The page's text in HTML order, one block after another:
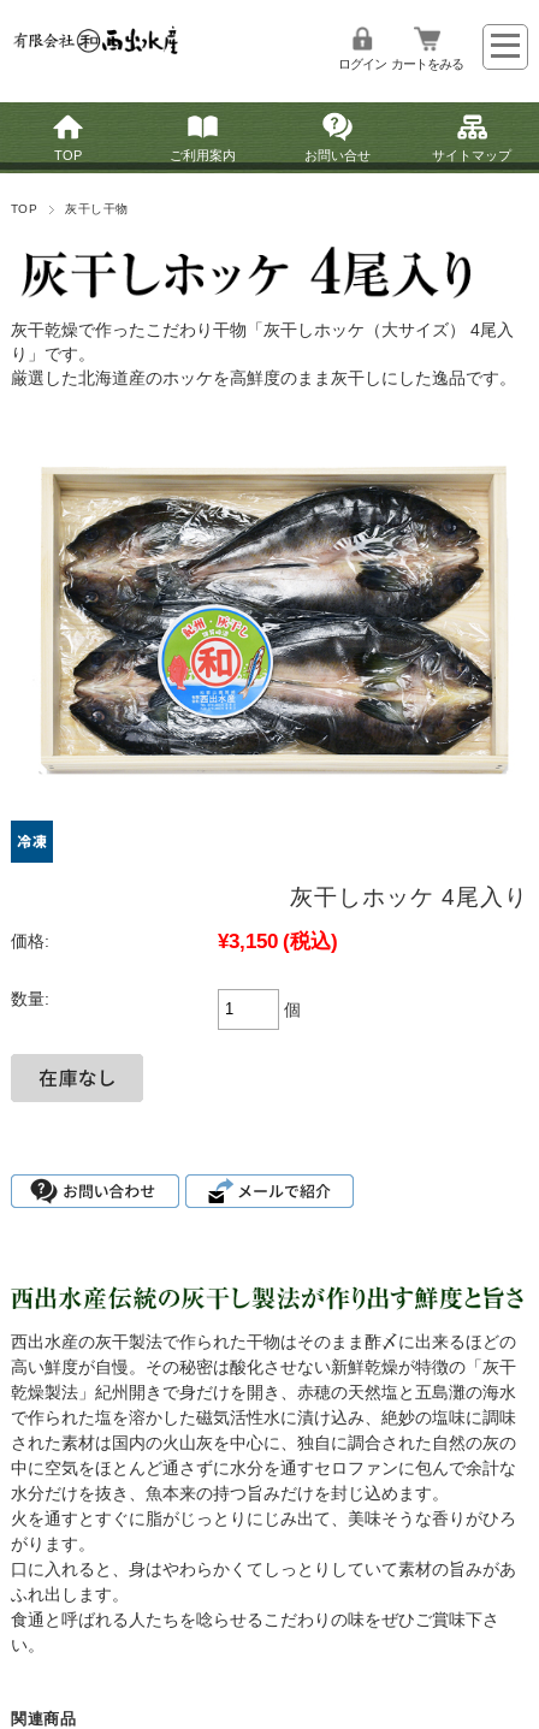
ログイン カートをみる
TOP ご利用案内 お問い合せ サイトマップ
TOP 灰干し干物
灰干乾燥で作ったこだわり干物「灰干しホッケ（大サイズ） 4尾入
り」です。
厳選した北海道産のホッケを高鮮度のまま灰干しにした逸品です。
灰干しホッケ 4尾入り
価格: ¥3,150 (税込)
数量:
個
西出水産の灰干製法で作られた干物はそのまま酢〆に出来るほどの
高い鮮度が自慢。その秘密は酸化させない新鮮乾燥が特徴の「灰干
乾燥製法」紀州開きで身だけを開き、赤穂の天然塩と五島灘の海水
で作られた塩を溶かした磁気活性水に漬け込み、絶妙の塩味に調味
された素材は国内の火山灰を中心に、独自に調合された自然の灰の
中に空気をほとんど通さずに水分を通すセロファンに包んで余計な
水分だけを抜き、魚本来の持つ旨みだけを封じ込めます。
火を通すとすぐに脂がじっとりにじみ出て、美味そうな香りがひろ
がります。
口に入れると、身はやわらかくてしっとりしていて素材の旨みがあ
ふれ出します。
食通と呼ばれる人たちを唸らせるこだわりの味をぜひご賞味下さ
い。
関連商品